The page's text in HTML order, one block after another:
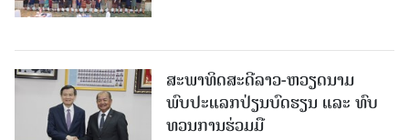
ສະພາທິດສະດີລາວ-ຫວຽດນາມ
ພົບປະແລກປ່ຽນບົດຮຽນ ແລະ ທົບ
ທວນການຮ່ວມມື